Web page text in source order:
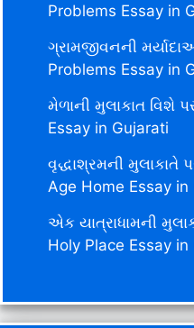
Problems Essay in
ગ્રામજીવનની
Problems Essay in
મેળાની મુલાકાત વિશે
Essay in Gujarati
વૃદ્ધાશ્રમની મુલાકાતે
Age Home Essay in
એક યાત્રાધામની
Holy Place Essay in